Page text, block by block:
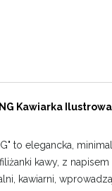
Kawiarka
to elegancka,
kawy, z
kawiarni,